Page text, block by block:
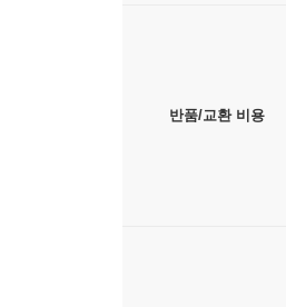
05_ 모바일 웹앱
07_ 앱 스토어(App
반품/교환 비용